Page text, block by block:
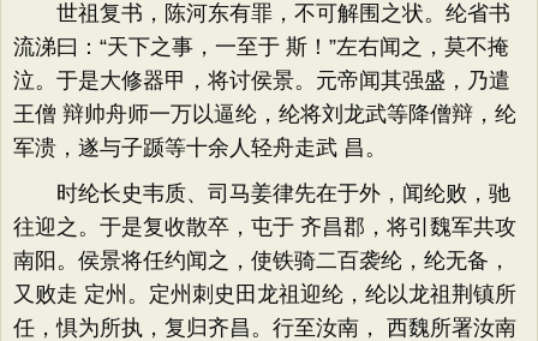
世祖复书，陈河东有罪，不可解围之状。纶省书
流涕曰：“天下之事，一至于 斯！”左右闻之，莫不掩
泣。于是大修器甲，将讨侯景。元帝闻其强盛，乃遣
王僧 辩帅舟师一万以逼纶，纶将刘龙武等降僧辩，纶
军溃，遂与子踬等十余人轻舟走武 昌。
时纶长史韦质、司马姜律先在于外，闻纶败，驰
往迎之。于是复收散卒，屯于 齐昌郡，将引魏军共攻
南阳。侯景将任约闻之，使铁骑二百袭纶，纶无备，
又败走 定州。定州刺史田龙祖迎纶，纶以龙祖荆镇所
任，惧为所执，复归齐昌。行至汝南， 西魏所署汝南